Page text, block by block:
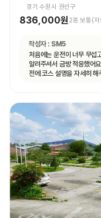
경기 수원시 권선구
836,000원2종 보통(자
작성자 : SM5
처음에는 운전이 너무 무섭
알려주셔서 금방 적응했어
전에 코스 설명을 자세히